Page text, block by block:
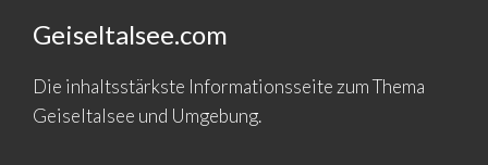
Geiseltalsee.com
Die inhaltsstärkste Informationsseite zum Thema
Geiseltalsee und Umgebung.